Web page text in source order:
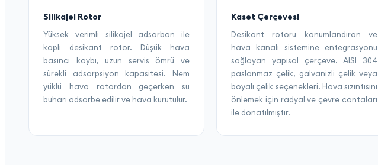
Silikajel Rotor
Yüksek verimli silikajel adsorban ile
kaplı desikant rotor. Düşük hava
basıncı kaybı, uzun servis ömrü ve
sürekli adsorpsiyon kapasitesi. Nem
yüklü hava rotordan geçerken su
buharı adsorbe edilir ve hava kurutulur.
Kaset Çerçevesi
Desikant rotoru konumlandıran ve
hava kanalı sistemine entegrasyonu
sağlayan yapısal çerçeve. AISI 304
paslanmaz çelik, galvanizli çelik veya
boyalı çelik seçenekleri. Hava sızıntısını
önlemek için radyal ve çevre contaları
ile donatılmıştır.